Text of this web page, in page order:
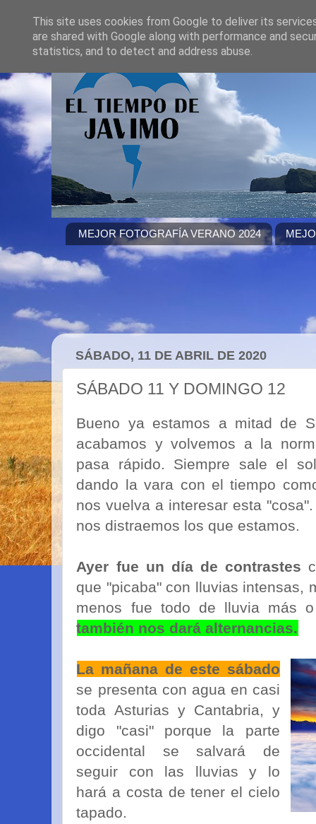
MEJOR FOTOGRAFÍA VERANO 2024
SÁBADO, 11 DE ABRIL DE 2020
SÁBADO 11 Y DOMINGO 12
Bueno ya estamos a mitad de
acabamos y volvemos a la
pasa rápido. Siempre sale el
dando la vara con el tiempo
nos vuelva a interesar esta
nos distraemos los que estamos.
Ayer fue un día de contrastes
que "picaba" con lluvias intensas,
menos fue todo de lluvia más
también nos dará alternancias.
La mañana de este sábado
se presenta con agua en casi
toda Asturias y Cantabria, y
digo "casi" porque la parte
occidental se salvará de
seguir con las lluvias y lo
hará a costa de tener el cielo
tapado.
This site uses cookies from Google to deliver its
are shared with Google along with performance and
statistics, and to detect and address abuse.